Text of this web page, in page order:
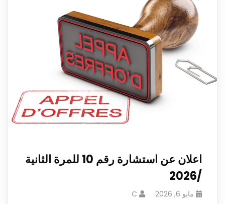
اعلان عن استشارة رقم 10 للمرة الثانية
/2026
مايو 6, 2026 C